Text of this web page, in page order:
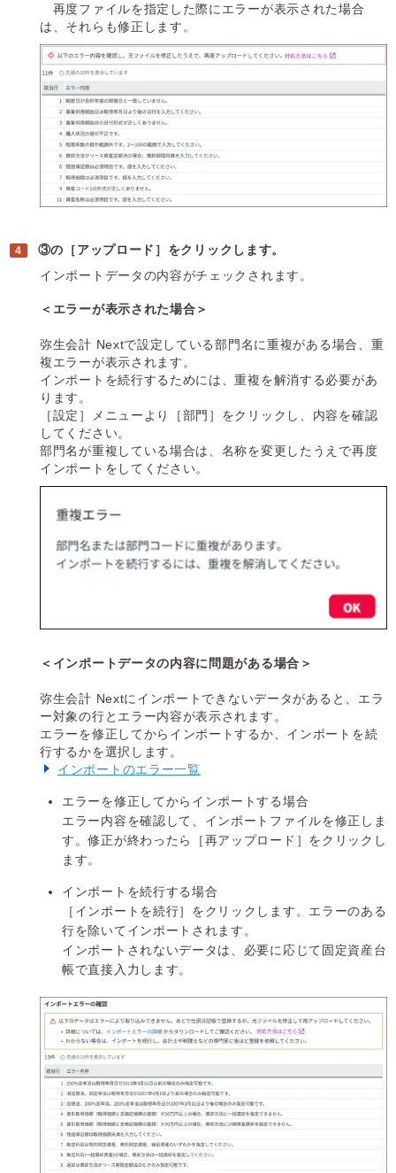
再度ファイルを指定した際にエラーが表示された場合
は、それらも修正します。
③の［アップロード］をクリックします。
インポートデータの内容がチェックされます。
＜エラーが表示された場合＞
弥生会計 Nextで設定している部門名に重複がある場合、重
複エラーが表示されます。
インポートを続行するためには、重複を解消する必要があ
ります。
［設定］メニューより［部門］をクリックし、内容を確認
してください。
部門名が重複している場合は、名称を変更したうえで再度
インポートをしてください。
＜インポートデータの内容に問題がある場合＞
弥生会計 Nextにインポートできないデータがあると、エラ
ー対象の行とエラー内容が表示されます。
エラーを修正してからインポートするか、インポートを続
行するかを選択します。
インポートのエラー一覧
エラーを修正してからインポートする場合
エラー内容を確認して、インポートファイルを修正しま
す。修正が終わったら［再アップロード］をクリックし
ます。
インポートを続行する場合
［インポートを続行］をクリックします。エラーのある
行を除いてインポートされます。
インポートされないデータは、必要に応じて固定資産台
帳で直接入力します。